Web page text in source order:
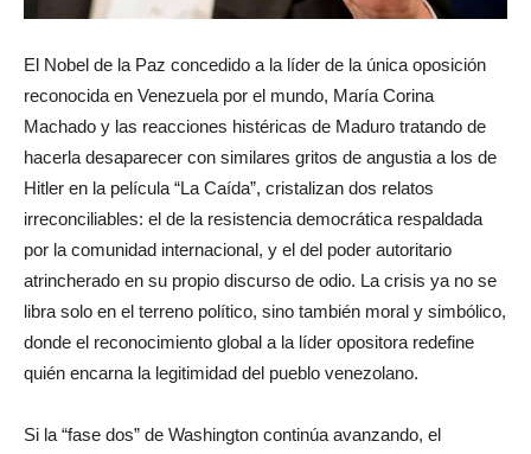
El Nobel de la Paz concedido a la líder de la única oposición
reconocida en Venezuela por el mundo, María Corina
Machado y las reacciones histéricas de Maduro tratando de
hacerla desaparecer con similares gritos de angustia a los de
Hitler en la película “La Caída”, cristalizan dos relatos
irreconciliables: el de la resistencia democrática respaldada
por la comunidad internacional, y el del poder autoritario
atrincherado en su propio discurso de odio. La crisis ya no se
libra solo en el terreno político, sino también moral y simbólico,
donde el reconocimiento global a la líder opositora redefine
quién encarna la legitimidad del pueblo venezolano.
Si la “fase dos” de Washington continúa avanzando, el